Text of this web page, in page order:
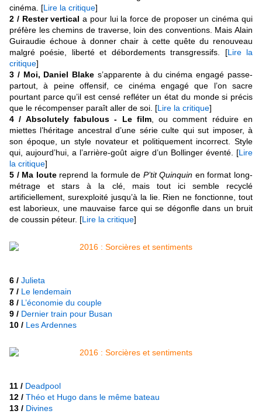
cinéma. [Lire la critique]
2 / Rester vertical a pour lui la force de proposer un cinéma qui
préfère les chemins de traverse, loin des conventions. Mais Alain
Guiraudie échoue à donner chair à cette quête du renouveau
malgré poésie, liberté et débordements transgressifs. [Lire la
critique]
3 / Moi, Daniel Blake s’apparente à du cinéma engagé passe-
partout, à peine offensif, ce cinéma engagé que l’on sacre
pourtant parce qu’il est censé refléter un état du monde si précis
que le récompenser paraît aller de soi. [Lire la critique]
4 / Absolutely fabulous - Le film, ou comment réduire en
miettes l’héritage ancestral d’une série culte qui sut imposer, à
son époque, un style novateur et politiquement incorrect. Style
qui, aujourd’hui, a l’arrière-goût aigre d’un Bollinger éventé. [Lire
la critique]
5 / Ma loutereprend la formule de P’tit Quinquin en format long-
métrage et stars à la clé, mais tout ici semble recyclé
artificiellement, surexploité jusqu’à la lie. Rien ne fonctionne, tout
est laborieux, une mauvaise farce qui se dégonfle dans un bruit
de coussin péteur. [Lire la critique]
6 / Julieta
7 / Le lendemain
8 / L’économie du couple
9 / Dernier train pour Busan
10 / Les Ardennes
11 / Deadpool
12 / Théo et Hugo dans le même bateau
13 / Divines